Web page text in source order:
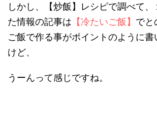
しかし、【炒飯】レシピで調べて、
た情報の記事は 【冷たいご飯】 でと
ご飯で作る事がポイントのように書
けど、
うーんって感じですね。